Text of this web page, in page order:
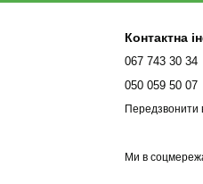
Контактна
067 743 30 34
050 059 50 07
Передзвонити
Ми в